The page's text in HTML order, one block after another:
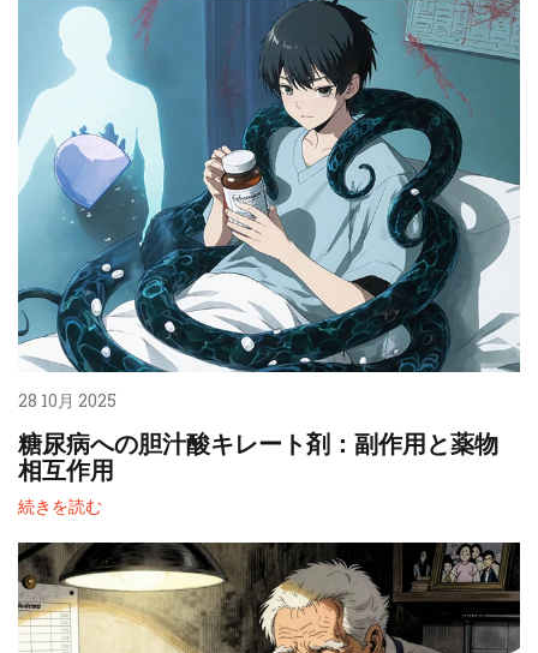
28 10月 2025
糖尿病への胆汁酸キレート剤：副作用と薬物
相互作用
続きを読む